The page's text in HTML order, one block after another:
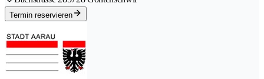
Termin reservieren